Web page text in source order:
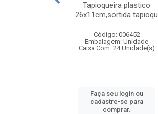
Tapioqueira plastico
26x11cm,sortida tapioqu
Código: 006452
Embalagem: Unidade
Caixa Com: 24 Unidade(s)
Faça seu login ou
cadastre-se para
comprar.